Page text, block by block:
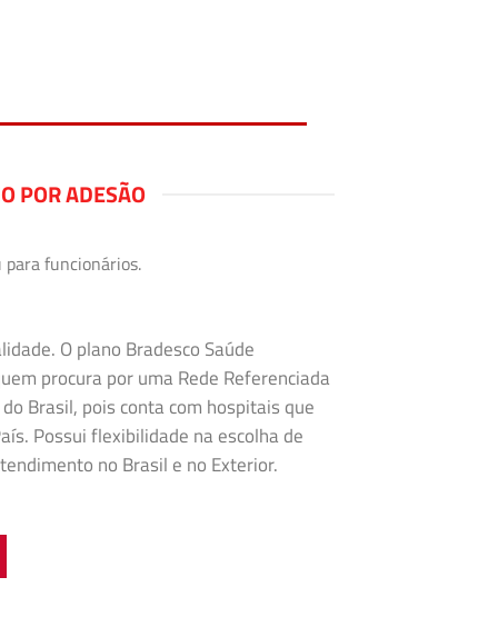
POR ADESÃO
para funcionários.
O plano Bradesco Saúde
procura por uma Rede Referenciada
Brasil, pois conta com hospitais que
Possui flexibilidade na escolha de
no Brasil e no Exterior.